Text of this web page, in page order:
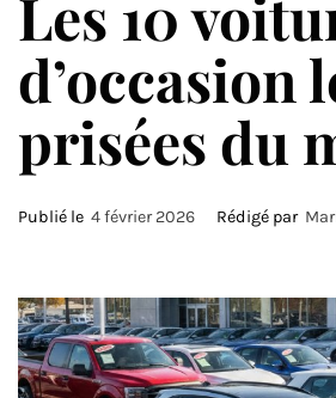
Les 10
d’occasion
prisées du
Publié le 4 février 2026 Rédigé par